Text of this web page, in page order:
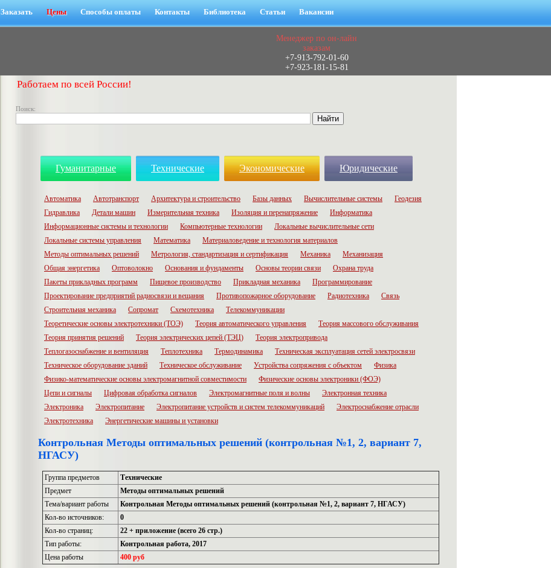
Заказать Цены Способы оплаты Контакты Библиотека Статьи Вакансии
Менеджер по он-лайн
заказам
+7-913-792-01-60
+7-923-181-15-81
Работаем по всей России!
Поиск:
Гуманитарные Технические Экономические Юридические
Автоматика Автотранспорт Архитектура и строительство Базы данных Вычислительные системы
Геодезия
Гидравлика
Детали машин Измерительная техника Изоляция и перенапряжение
Информатика
Информационные системы и технологии
Компьютерные технологии
Локальные вычислительные сети
Локальные системы управления
Математика
Материаловедение и технология материалов
Методы оптимальных решений
Метрология, стандартизация и сертификация Механика
Механизация
Общая энергетика
Оптоволокно Основания и фундаменты Основы теории связи
Охрана труда
Пакеты прикладных программ
Пищевое производство Прикладная механика
Программирование
Проектирование предприятий радиосвязи и вещания
Противопожарное оборудование Радиотехника
Связь
Строительная механика
Сопромат Схемотехника
Телекоммуникации
Теоретические основы электротехники (ТОЭ)
Теория автоматического управления
Теория массового обслуживания
Теория принятия решений
Теория электрических цепей (ТЭЦ)
Теория электропривода
Теплогазоснабжение и вентиляция
Теплотехника Термодинамика
Техническая эксплуатация сетей электросвязи
Техническое оборудование зданий
Техническое обслуживание Устройства сопряжения с объектом
Физика
Физико-математические основы электромагнитной совместимости
Физические основы электроники (ФОЭ)
Цепи и сигналы
Цифровая обработка сигналов Электромагнитные поля и волны
Электронная техника
Электроника
Электропитание Электропитание устройств и систем телекоммуникаций
Электроснабжение отрасли
Электротехника
Энергетические машины и установки
Контрольная Методы оптимальных решений (контрольная №1, 2, вариант 7,
НГАСУ)
Группа предметов
Технические
Предмет
Методы оптимальных решений
Тема/вариант работы
Контрольная Методы оптимальных решений (контрольная №1, 2, вариант 7, НГАСУ)
Кол-во источников:
0
Кол-во страниц:
22 + приложение (всего 26 стр.)
Тип работы:
Контрольная работа, 2017
Цена работы
400 руб